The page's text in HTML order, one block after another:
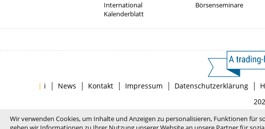
International
Kalenderblatt
Börsenseminare
| i | News | Kontakt | Impressum | Datenschutzerklärung |
Wir verwenden Cookies, um Inhalte und Anzeigen zu personalisieren, Funktionen für